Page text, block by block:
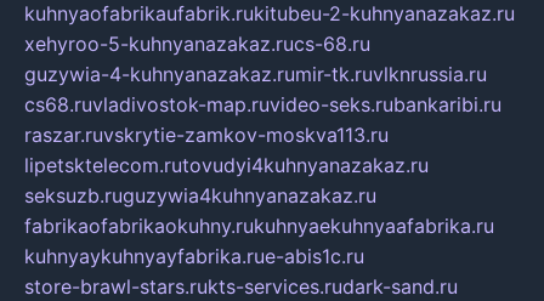
kuhnyaofabrikaufabrik.rukitubeu-2-kuhnyanazakaz.ru
xehyroo-5-kuhnyanazakaz.rucs-68.ru
guzywia-4-kuhnyanazakaz.rumir-tk.ruvlknrussia.ru
cs68.ruvladivostok-map.ruvideo-seks.rubankaribi.ru
raszar.ruvskrytie-zamkov-moskva113.ru
lipetsktelecom.rutovudyi4kuhnyanazakaz.ru
seksuzb.ruguzywia4kuhnyanazakaz.ru
fabrikaofabrikaokuhny.rukuhnyaekuhnyaafabrika.ru
kuhnyaykuhnyayfabrika.rue-abis1c.ru
store-brawl-stars.rukts-services.rudark-sand.ru